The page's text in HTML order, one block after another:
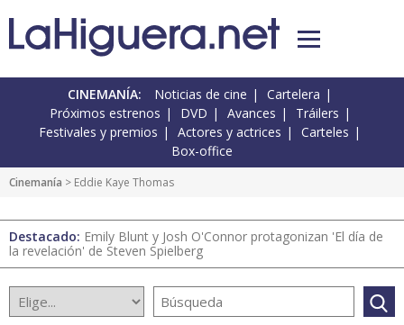
CINEMANÍA: Noticias de cine
Cartelera
Próximos estrenos
DVD Avances
Tráilers
Festivales y premios
Actores y actrices
Carteles
Box-office
Cinemanía > Eddie Kaye Thomas
Destacado: Emily Blunt y Josh O'Connor protagonizan 'El día de
la revelación' de Steven Spielberg